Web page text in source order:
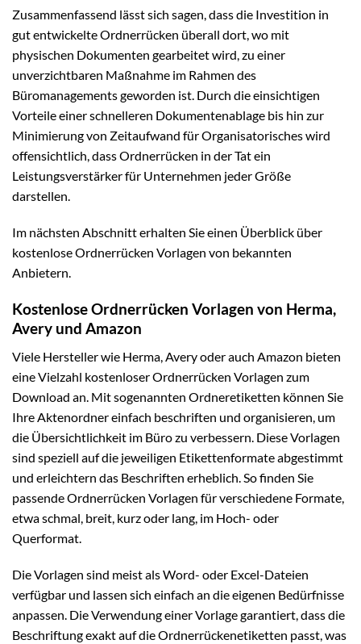
Zusammenfassend lässt sich sagen, dass die Investition in
gut entwickelte Ordnerrücken überall dort, wo mit
physischen Dokumenten gearbeitet wird, zu einer
unverzichtbaren Maßnahme im Rahmen des
Büromanagements geworden ist. Durch die einsichtigen
Vorteile einer schnelleren Dokumentenablage bis hin zur
Minimierung von Zeitaufwand für Organisatorisches wird
offensichtlich, dass Ordnerrücken in der Tat ein
Leistungsverstärker für Unternehmen jeder Größe
darstellen.
Im nächsten Abschnitt erhalten Sie einen Überblick über
kostenlose Ordnerrücken Vorlagen von bekannten
Anbietern.
Kostenlose Ordnerrücken Vorlagen von Herma,
Avery und Amazon
Viele Hersteller wie Herma, Avery oder auch Amazon bieten
eine Vielzahl kostenloser Ordnerrücken Vorlagen zum
Download an. Mit sogenannten Ordneretiketten können Sie
Ihre Aktenordner einfach beschriften und organisieren, um
die Übersichtlichkeit im Büro zu verbessern. Diese Vorlagen
sind speziell auf die jeweiligen Etikettenformate abgestimmt
und erleichtern das Beschriften erheblich. So finden Sie
passende Ordnerrücken Vorlagen für verschiedene Formate,
etwa schmal, breit, kurz oder lang, im Hoch- oder
Querformat.
Die Vorlagen sind meist als Word- oder Excel-Dateien
verfügbar und lassen sich einfach an die eigenen Bedürfnisse
anpassen. Die Verwendung einer Vorlage garantiert, dass die
Beschriftung exakt auf die Ordnerrückenetiketten passt, was